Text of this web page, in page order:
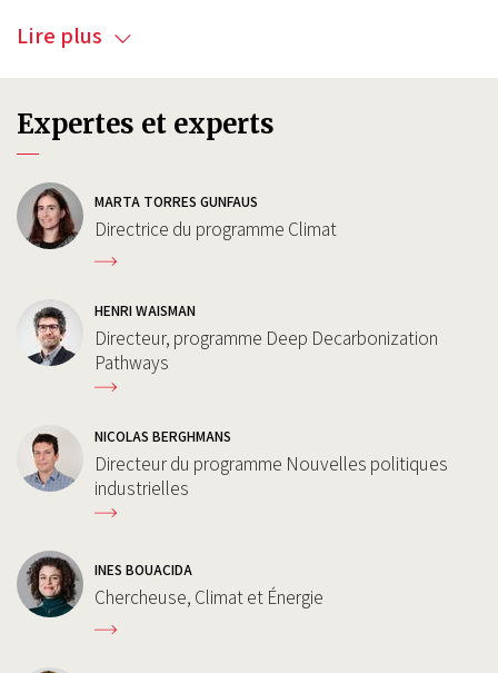
Lire plus
Expertes et experts
MARTA TORRES GUNFAUS
Directrice du programme Climat
HENRI WAISMAN
Directeur, programme Deep Decarbonization
Pathways
NICOLAS BERGHMANS
Directeur du programme Nouvelles politiques
industrielles
INES BOUACIDA
Chercheuse, Climat et Énergie